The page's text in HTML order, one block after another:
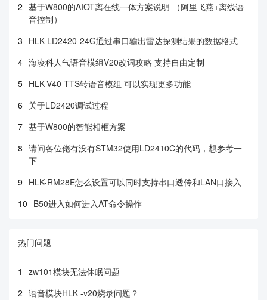
2 基于W800的AIOT离在线一体方案说明 （阿里飞燕+离线语
音控制）
3 HLK-LD2420-24G通过串口输出雷达探测结果的数据格式
4 海凌科人气语音模组V20改词攻略 支持自由定制
5 HLK-V40 TTS转语音模组 可以实现更多功能
6 关于LD2420调试过程
7 基于W800的智能相框方案
8 请问各位佬有没有STM32使用LD2410C的代码，想参考一
下
9 HLK-RM28E怎么设置可以同时支持串口透传和LAN口接入
10 B50进入如何进入AT命令操作
热门问题
1
zw101模块无法休眠问题
2 语音模块HLK -v20烧录问题？